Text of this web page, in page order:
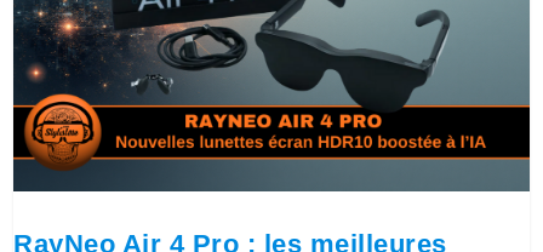
RayNeo Air 4 Pro : les meilleures